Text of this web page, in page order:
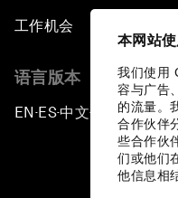
本网站
我们使用
容与广告
的流量。
合作伙伴
些合作伙
们或他们
他信息相
工作机会
语言版本
EN ▪ ES▪中文▪ 日本語